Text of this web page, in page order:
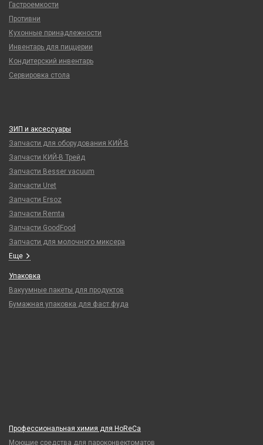
Гастроемкости
Противни
Кухонные принадлежности
Инвентарь для пиццерии
Кондитерский инвентарь
Сервировка стола
ЗИП и аксессуары
Запчасти для оборудования КИЙ-В
Запчасти КИЙ-В Трейд
Запчасти Besser vacuum
Запчасти Uret
Запчасти Ersoz
Запчасти Remta
Запчасти GoodFood
Запчасти для молочного миксера
Еще
Упаковка
Вакуумные пакеты для продуктов
Бумажная упаковка для фаст фуда
Профессиональная химия для HoReCa
Моющие средства для пароконвектоматов